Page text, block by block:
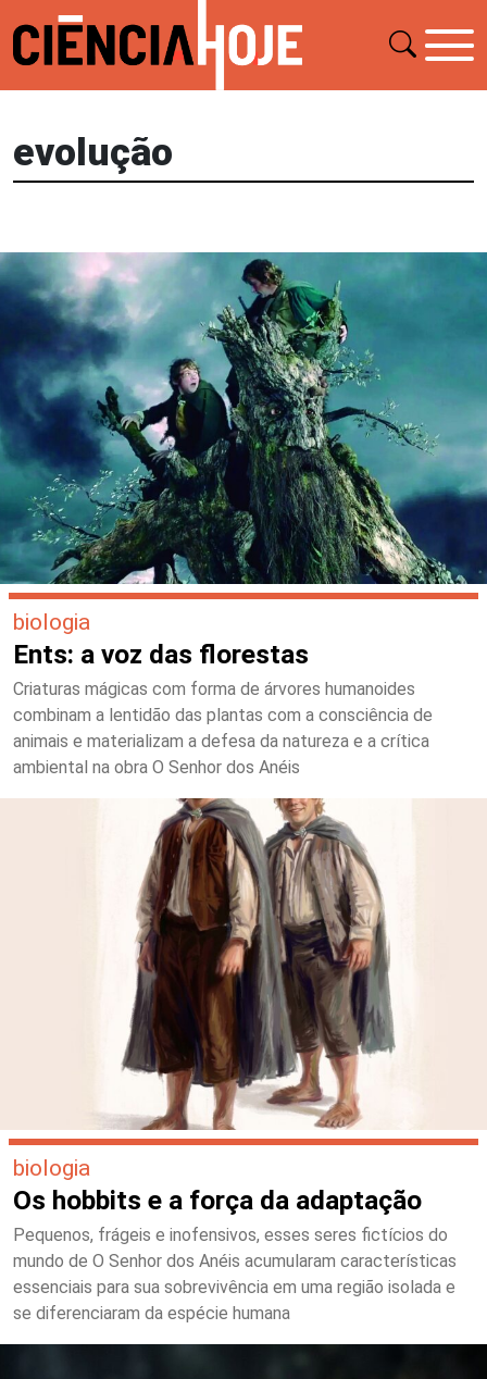
evolução
biologia
Ents: a voz das florestas
Criaturas mágicas com forma de árvores humanoides
combinam a lentidão das plantas com a consciência de
animais e materializam a defesa da natureza e a crítica
ambiental na obra O Senhor dos Anéis
biologia
Os hobbits e a força da adaptação
Pequenos, frágeis e inofensivos, esses seres fictícios do
mundo de O Senhor dos Anéis acumularam características
essenciais para sua sobrevivência em uma região isolada e
se diferenciaram da espécie humana